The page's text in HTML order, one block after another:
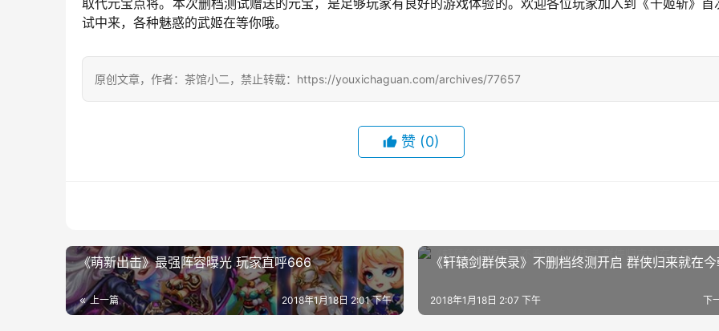
取代元宝点将。本次删档测试赠送的元宝，是足够玩家有良好的游戏体验的。欢迎各位玩家加入到《千姬斩》首
试中来，各种魅惑的武姬在等你哦。
原创文章，作者：茶馆小二，禁止转载：https://youxichaguan.com/archives/77657
赞 (0)
《萌新出击》最强阵容曝光 玩家直呼666
上一篇 2018年1月18日 2:01 下午
《轩辕剑群侠录》不删档终测开启 群侠归来就在今
下
2018年1月18日 2:07 下午